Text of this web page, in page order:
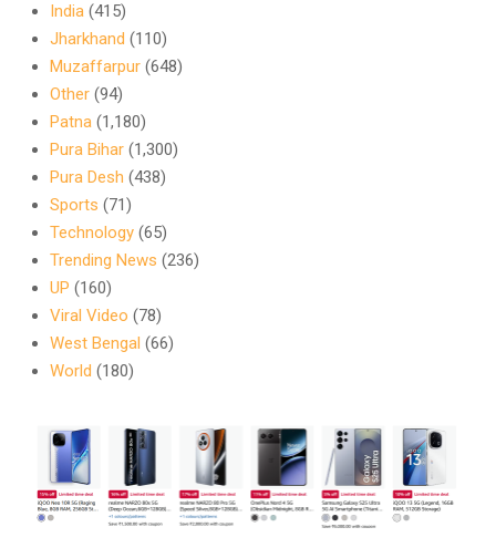
India (415)
Jharkhand (110)
Muzaffarpur (648)
Other (94)
Patna (1,180)
Pura Bihar (1,300)
Pura Desh (438)
Sports (71)
Technology (65)
Trending News (236)
UP (160)
Viral Video (78)
West Bengal (66)
World (180)